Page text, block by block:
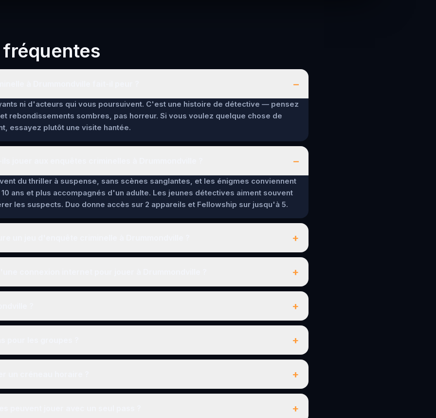
–
ni d'acteurs qui vous poursuivent. C'est une histoire de détective — pensez
rebondissements sombres, pas horreur. Si vous voulez quelque chose de
essayez plutôt une visite hantée.
–
du thriller à suspense, sans scènes sanglantes, et les énigmes conviennent
ans et plus accompagnés d'un adulte. Les jeunes détectives aiment souvent
les suspects. Duo donne accès sur 2 appareils et Fellowship sur jusqu'à 5.
+
+
+
+
+
+